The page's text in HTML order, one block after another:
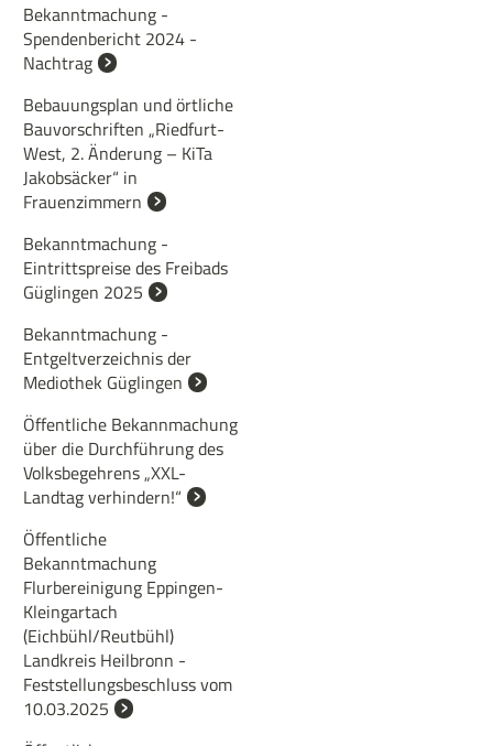
Bekanntmachung -
Spendenbericht 2024 -
Nachtrag
Bebauungsplan und örtliche
Bauvorschriften „Riedfurt-
West, 2. Änderung – KiTa
Jakobsäcker“ in
Frauenzimmern
Bekanntmachung -
Eintrittspreise des Freibads
Güglingen 2025
Bekanntmachung -
Entgeltverzeichnis der
Mediothek Güglingen
Öffentliche Bekannmachung
über die Durchführung des
Volksbegehrens „XXL-
Landtag verhindern!“
Öffentliche
Bekanntmachung
Flurbereinigung Eppingen-
Kleingartach
(Eichbühl/Reutbühl)
Landkreis Heilbronn -
Feststellungsbeschluss vom
10.03.2025